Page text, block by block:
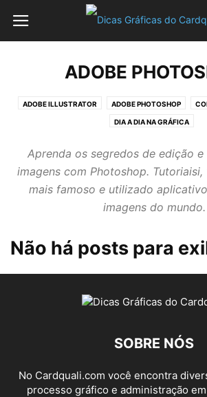
ADOBE
ADOBE ILLUSTRATOR ADOBE PHOTOSHOP
DIA A DIA NA GRÁFICA
Aprenda os segredos de edição
imagens com Photoshop.
mais famoso e utilizado
imagens do mundo.
Não há posts para
SOBRE NÓS
No Cardquali.com você encontra
processo gráfico e administração